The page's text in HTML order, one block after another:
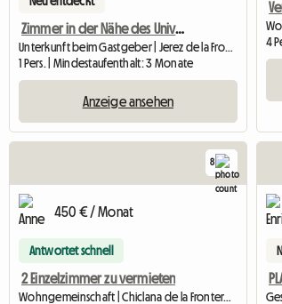
Zimmer in der Nähe des Universitätscampus von Jerez
Unterkunft beim Gastgeber | Jerez de la Frontera (11406) | 20 M2
1 Pers. | Mindestaufenthalt: 3 Monate
Anzeige ansehen
4
8
450 € / Monat
Antwortet schnell
2 Einzelzimmer zu vermieten
Wohngemeinschaft | Chiclana de la Frontera (11138) | 20 M2